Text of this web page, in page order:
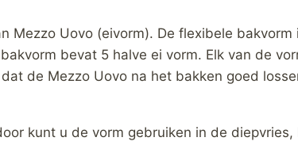
Mezzo Uovo (eivorm). De flexibele
bevat 5 halve ei vorm. Elk van de
de Mezzo Uovo na het bakken goed
kunt u de vorm gebruiken in de